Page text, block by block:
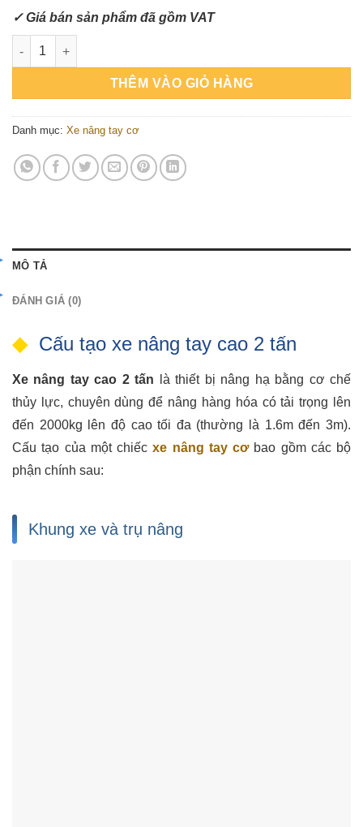
✓ Giá bán sản phẩm đã gồm VAT
Xe nâng tay cao 2 tấn - thép H số lượng
THÊM VÀO GIỎ HÀNG
Danh mục: Xe nâng tay cơ
MÔ TẢ
ĐÁNH GIÁ (0)
Cấu tạo xe nâng tay cao 2 tấn
Xe nâng tay cao 2 tấn là thiết bị nâng hạ bằng cơ chế
thủy lực, chuyên dùng để nâng hàng hóa có tải trọng lên
đến 2000kg lên độ cao tối đa (thường là 1.6m đến 3m).
Cấu tạo của một chiếcxe nâng tay cơbao gồm các bộ
phận chính sau:
Khung xe và trụ nâng